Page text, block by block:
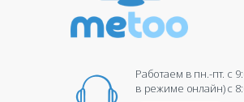
Работаем в пн.-пт. c
в режиме онлайн) c